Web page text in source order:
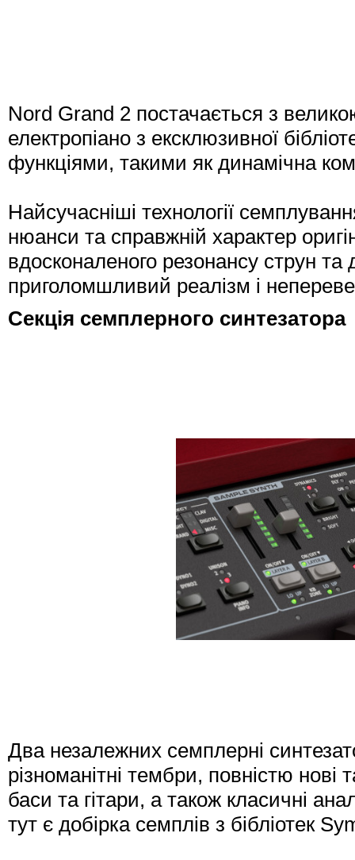
Nord Grand 2 постачається з
електропіано з ексклюзивної
функціями, такими як динамічна
Найсучасніші технології
нюанси та справжній характер
вдосконаленого резонансу струн
приголомшливий реалізм і
Секція семплерного синтезатора
Два незалежних семплерні
різноманітні тембри, повністю нові
баси та гітари, а також класичні
тут є добірка семплів з бібліотек